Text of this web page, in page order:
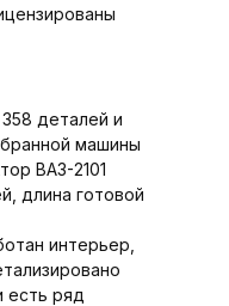
деталей и
машины
ВАЗ-2101
длина готовой
интерьер,
есть ряд